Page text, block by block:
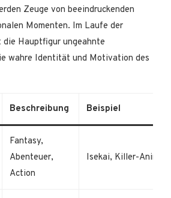
Zeuge von beeindruckenden
Momenten. Im Laufe der
die Hauptfigur ungeahnte
wahre Identität und Motivation des
Beschreibung Beispiel
Fantasy,
Abenteuer,
Action
Isekai, Killer-Anime